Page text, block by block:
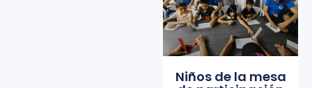
Niños de la mesa